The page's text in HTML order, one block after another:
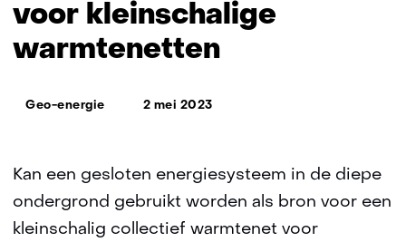
warmtenetten
voor kleinschalige
warmtenetten
Thema:
Geo-energie 2 mei 2023
Kan een gesloten energiesysteem in de diepe
ondergrond gebruikt worden als bron voor een
kleinschalig collectief warmtenet voor